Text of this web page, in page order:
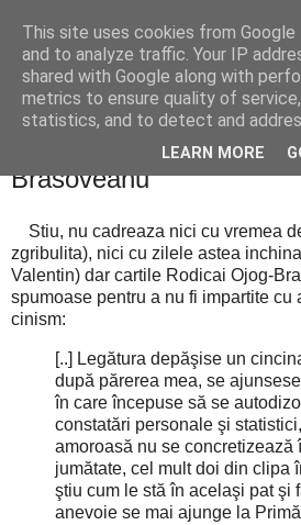
Cealalta realitate
miercuri, februarie 25, 2015
Grasa si proasta -
Brasoveanu
Stiu, nu cadreaza nici cu vremea
zgribulita), nici cu zilele astea
Valentin) dar cartile Rodicai Ojog-
spumoase pentru a nu fi impartite cu
cinism:
[..] Legătura depăşise un
după părerea mea, se
în care începuse să se
constatări personale şi
amoroasă nu se concretizează
jumătate, cel mult doi din clipa
ştiu cum le stă în acelaşi pat şi
anevoie se mai ajunge la
This site uses cookies from
and to analyze traffic. Your IP
shared with Google along with
metrics to ensure quality of
statistics, and to detect and
LEARN MORE